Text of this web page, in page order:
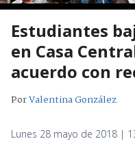
Estudiantes
en Casa
acuerdo con
PorValentina González
Lunes 28 mayo de 2018 |